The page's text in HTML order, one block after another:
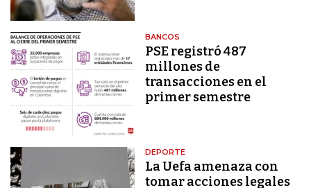
BANCOS
PSE registró 487
millones de
transacciones en el
primer semestre
DEPORTE
La Uefa amenaza con
tomar acciones legales